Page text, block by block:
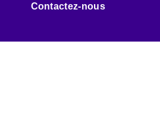
Contactez-nous